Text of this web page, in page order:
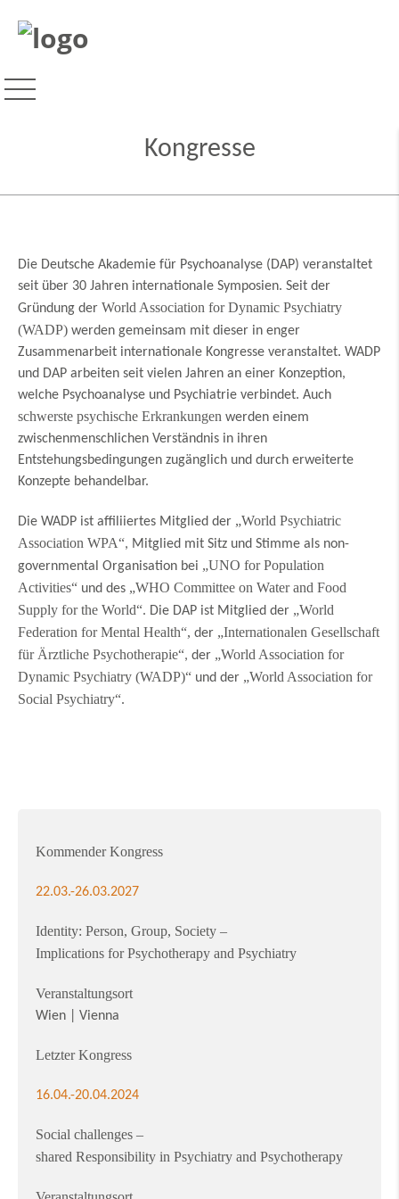
Kongresse
Die Deutsche Akademie für Psychoanalyse (DAP) veranstaltet
seit über 30 Jahren internationale Symposien. Seit der
Gründung der World Association for Dynamic Psychiatry
(WADP) werden gemeinsam mit dieser in enger
Zusammenarbeit internationale Kongresse veranstaltet. WADP
und DAP arbeiten seit vielen Jahren an einer Konzeption,
welche Psychoanalyse und Psychiatrie verbindet. Auch
schwerste psychische Erkrankungen werden einem
zwischenmenschlichen Verständnis in ihren
Entstehungsbedingungen zugänglich und durch erweiterte
Konzepte behandelbar.
Die WADP ist affiliiertes Mitglied der „World Psychiatric
Association WPA“, Mitglied mit Sitz und Stimme als non-
governmental Organisation bei „UNO for Population
Activities“ und des „WHO Committee on Water and Food
Supply for the World“. Die DAP ist Mitglied der „World
Federation for Mental Health“, der „Internationalen Gesellschaft
für Ärztliche Psychotherapie“, der „World Association for
Dynamic Psychiatry (WADP)“ und der „World Association for
Social Psychiatry“.
Kommender Kongress
22.03.-26.03.2027
Identity: Person, Group, Society –
Implications for Psychotherapy and Psychiatry
Veranstaltungsort
Wien | Vienna
Letzter Kongress
16.04.-20.04.2024
Social challenges –
shared Responsibility in Psychiatry and Psychotherapy